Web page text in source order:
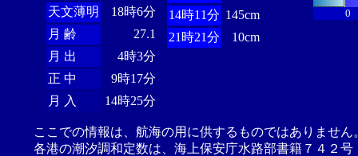
天文薄明
18時6分
月 齢
27.1
月 出
4時3分
正 中
9時17分
月 入
14時25分
14時11分 145cm
21時21分
10cm
0
ここでの情報は、航海の用に供するものではありませ
各港の潮汐調和定数は、海上保安庁水路部書籍７４２